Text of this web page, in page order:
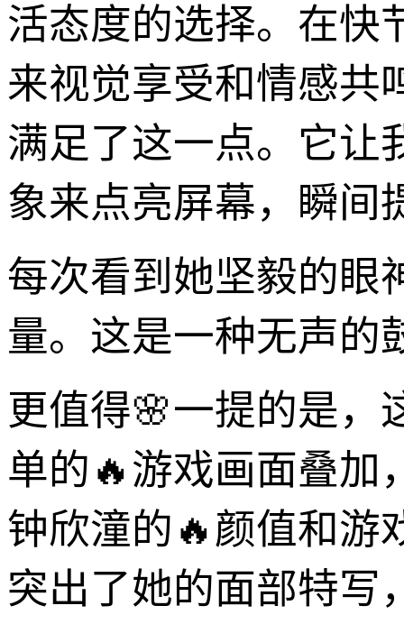
活态度的选择。在快
来视觉享受和情感共
满足了这一点。它让
象来点亮屏幕，瞬间
每次看到她坚毅的眼
量。这是一种无声的
更值得🌸一提的是，
单的🔥游戏画面叠加
钟欣潼的🔥颜值和游
突出了她的面部特写